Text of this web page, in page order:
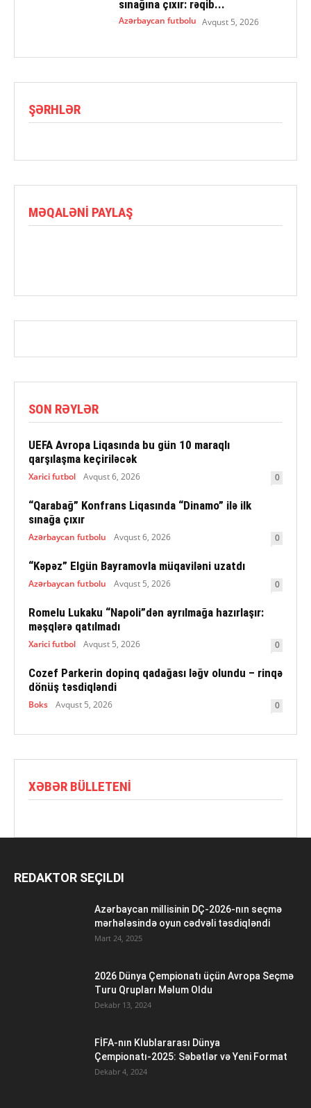
sınağına çıxır: rəqib...
Azərbaycan futbolu Avqust 5, 2026
ŞƏRHLƏR
MƏQALƏNI PAYLAŞ
SON RƏYLƏR
UEFA Avropa Liqasında bu gün 10 maraqlı
qarşılaşma keçiriləcək
Xarici futbol Avqust 6, 2026 0
“Qarabağ” Konfrans Liqasında “Dinamo” ilə ilk
sınağa çıxır
Azərbaycan futbolu Avqust 6, 2026 0
“Kəpəz” Elgün Bayramovla müqaviləni uzatdı
Azərbaycan futbolu Avqust 5, 2026 0
Romelu Lukaku “Napoli”dən ayrılmağa hazırlaşır:
məşqlərə qatılmadı
Xarici futbol Avqust 5, 2026 0
Cozef Parkerin dopinq qadağası ləğv olundu – rinqə
dönüş təsdiqləndi
Boks Avqust 5, 2026 0
XƏBƏR BÜLLETENI
REDAKTOR SEÇILDI
Azərbaycan millisinin DÇ-2026-nın seçmə
mərhələsində oyun cədvəli təsdiqləndi
Mart 24, 2025
2026 Dünya Çempionatı üçün Avropa Seçmə
Turu Qrupları Məlum Oldu
Dekabr 13, 2024
FİFA-nın Klublararası Dünya
Çempionatı-2025: Səbətlər və Yeni Format
Dekabr 4, 2024